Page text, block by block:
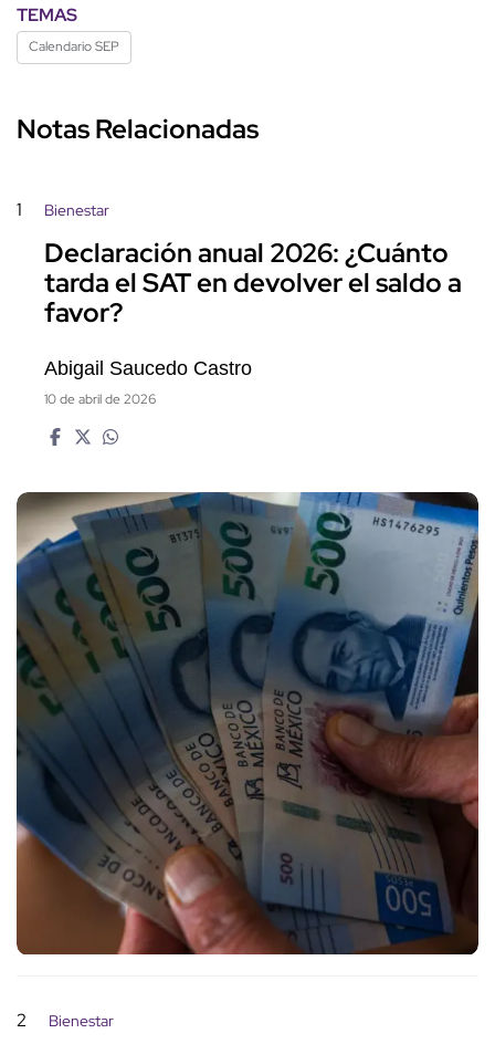
TEMAS
Calendario SEP
Notas Relacionadas
1 Bienestar
Declaración anual 2026: ¿Cuánto
tarda el SAT en devolver el saldo a
favor?
Abigail Saucedo Castro
10 de abril de 2026
2 Bienestar